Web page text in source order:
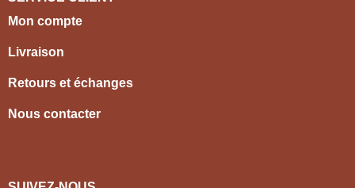
Mon compte
Livraison
Retours et échanges
Nous contacter